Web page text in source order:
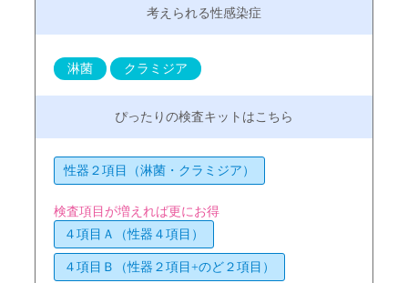
淋菌 クラミジア
性器２項目（淋菌・クラミジア）
検査項目が増えれば更にお得
４項目Ａ（性器４項目）
４項目Ｂ（性器２項目+のど２項目）